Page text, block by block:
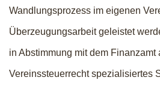
Wandlungsprozess im eigenen
Überzeugungsarbeit geleistet
in Abstimmung mit dem
Vereinssteuerrecht spezialisiertes